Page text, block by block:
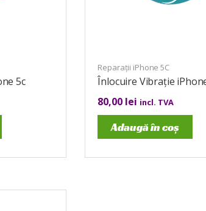
5c
Reparații iPhone 5C
Înlocuire Vibrație
80,00 lei incl. TVA
Adaugă în coș